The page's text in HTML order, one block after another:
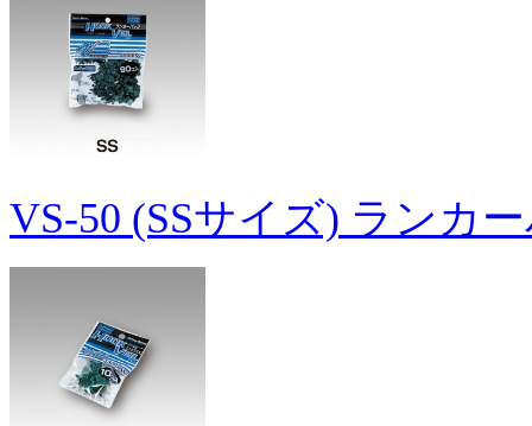
VS-50 (SSサイズ) ランカ